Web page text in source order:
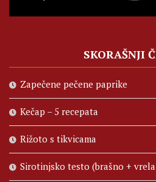
SKORAŠNJI
Zapečene pečene paprike
Kečap – 5 recepata
Rižoto s tikvicama
Sirotinjsko testo (brašno +